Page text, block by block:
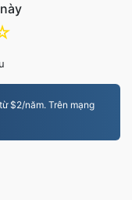
$2/năm. Trên mạng